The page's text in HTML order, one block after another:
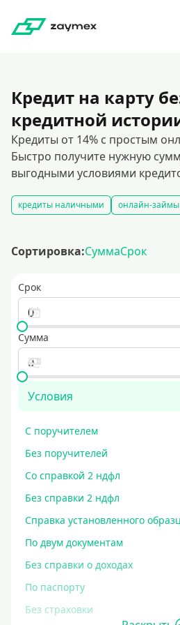
Кредит на карту
кредитной
Кредиты от 14% с простым
Быстро получите нужную
выгодными условиями
кредиты наличными онлайн-займы
Сортировка:СуммаСрок
Срок
Сумма
Условия
С поручителем
Без поручителей
Со справкой 2 ндфл
Без справки 2 ндфл
Справка установленного
По двум документам
Без справки о доходах
По паспорту
Без страховки